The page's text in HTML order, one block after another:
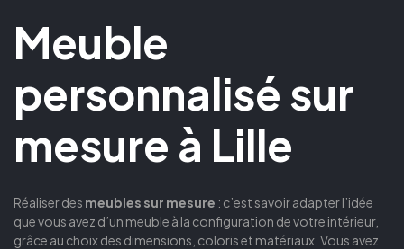
Meuble
personnalisé sur
mesure à Lille
Réaliser des meubles sur mesure : c’est savoir adapter l’idée
que vous avez d’un meuble à la configuration de votre intérieur,
grâce au choix des dimensions, coloris et matériaux. Vous avez